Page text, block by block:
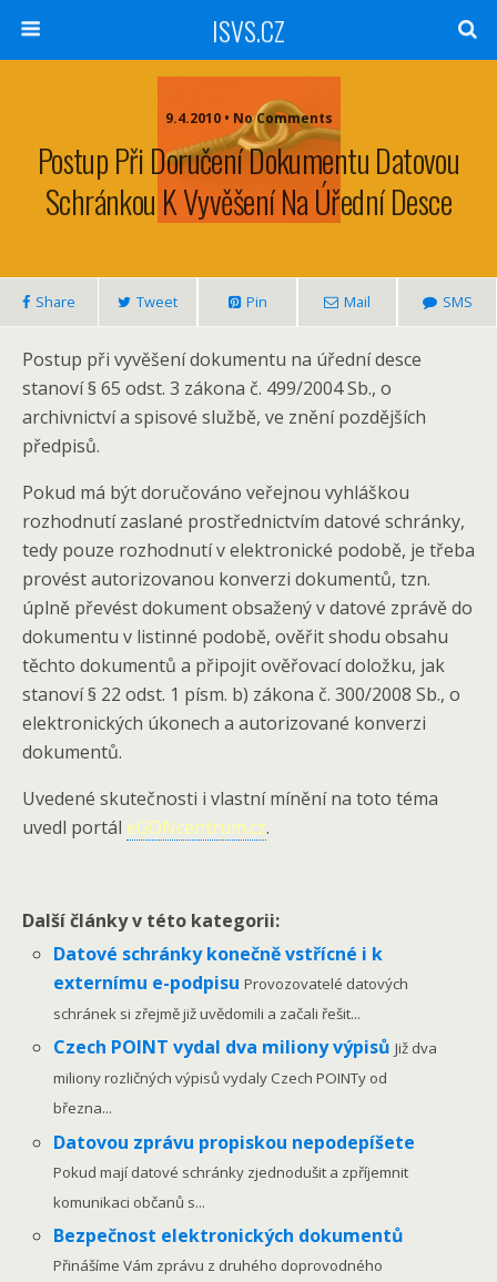
ISVS.CZ
9.4.2010 • No Comments
Postup Při Doručení Dokumentu Datovou
Schránkou K Vyvěšení Na Úřední Desce
Share Tweet Pin Mail SMS
Postup při vyvěšení dokumentu na úřední desce
stanoví § 65 odst. 3 zákona č. 499/2004 Sb., o
archivnictví a spisové službě, ve znění pozdějších
předpisů.
Pokud má být doručováno veřejnou vyhláškou
rozhodnutí zaslané prostřednictvím datové schránky,
tedy pouze rozhodnutí v elektronické podobě, je třeba
provést autorizovanou konverzi dokumentů, tzn.
úplně převést dokument obsažený v datové zprávě do
dokumentu v listinné podobě, ověřit shodu obsahu
těchto dokumentů a připojit ověřovací doložku, jak
stanoví § 22 odst. 1 písm. b) zákona č. 300/2008 Sb., o
elektronických úkonech a autorizované konverzi
dokumentů.
Uvedené skutečnosti i vlastní mínění na toto téma
uvedl portál eGONcentrum.cz.
Další články v této kategorii:
Datové schránky konečně vstřícné i k
externímu e-podpisuProvozovatelé datových
schránek si zřejmě již uvědomili a začali řešit...
Czech POINT vydal dva miliony výpisůJiž dva
miliony rozličných výpisů vydaly Czech POINTy od
března...
Datovou zprávu propiskou nepodepíšete
Pokud mají datové schránky zjednodušit a zpříjemnit
komunikaci občanů s...
Bezpečnost elektronických dokumentů
Přinášíme Vám zprávu z druhého doprovodného